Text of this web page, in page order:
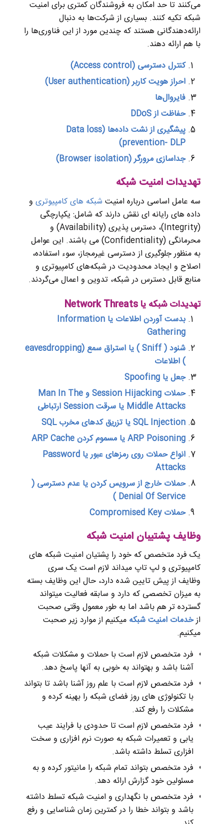
می‌کنند تا حد امکان به فروشندگان کمتری برای امنیت
شبکه تکیه کنند. بسیاری از شرکت‌ها به دنبال
ارائه‌دهندگانی هستند که چندین مورد از این فناوری‌ها را
با هم ارائه دهند.
کنترل دسترسی (Access control)
احراز هویت کاربر(User authentication)
فایروال‌ها
حفاظت ازDDoS
پیشگیری از نشت داده‌ها (Data loss
prevention- DLP)
جداسازی مرورگر(Browser isolation)
تهدیدات امنیت شبکه
سه عامل اساسی درباره امنیت شبکه های کامپیوتری و
داده های رایانه ای نقش دارند که شامل: یکپارچگی
(Integrity)، دسترس پذیری (Availability) و
محرمانگی (Confidentiality) می باشند. این عوامل
به منظور جلوگیری از دسترسی غیرمجاز، سوء استفاده،
اصلاح و ایجاد محدودیت در شبکه‌های کامپیوتری و
منابع قابل دسترس در شبکه، تدوین و اعمال می‌گردند.
تهدیدات شبکه یاNetwork Threats
بدست آوردن اطلاعات یا Information
Gathering
شنود
( Sniff ) یا استراق سمع (eavesdropping
) اطلاعات
جعل یا Spoofing
حملات
Session Hijacking و Man In The
Middle Attacks یا سرقت Session ارتباطی
SQL Injection یا تزریق کدهای مخرب SQL
ARP Poisoning یا مسموم کردن ARP Cache
انواع حملات روی رمزهای عبور یا Password
Attacks
حملات خارج از سرویس کردن یا عدم دسترسی (
Denial Of Service )
حملاتCompromised Key
وظایف پشتیبان امنیت شبکه
یک فرد متخصص که خود را پشتیان امنیت شبکه های
کامپیوتری و لپ تاپ میداند لازم است یک سری
وظایف از پیش تایین شده دارد، حال این وظایف بسته
به میزان تخصصی که دارد و سابقه فعالیت میتواند
گسترده تر هم باشد اما به طور معمول وقتی صحبت
ازخدمات امنیت شبکه میکنیم از موارد زیر صحبت
میکنیم.
فرد متخصص لازم است با حملات و مشکلات شبکه
آشنا باشد و بهتواند به خوبی به آنها پاسخ دهد.
فرد متخصص لازم است با علم روز آشنا باشد تا بتواند
با تکنولوژی های روز فضای شبکه را بهینه کرده و
مشکلات را رفع کند.
فرد متخصص لازم است تا حدودی با فرایند عیب
یابی و تعمیرات شبکه به صورت نرم افزاری و سخت
افزاری تسلط داشته باشد.
فرد متخصص بتواند تمام شبکه را مانیتور کرده و به
مسئولین خود گزارش ارائه دهد.
فرد متخصص با نگهداری و امنیت شبکه تسلط داشته
باشد و بتواند خطا را در کمترین زمان شناسایی و رفع